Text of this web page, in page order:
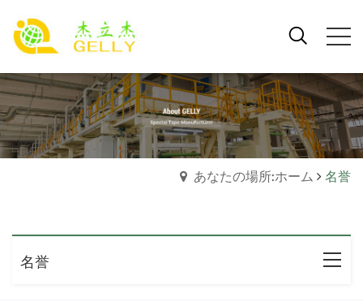
あなたの場所:ホーム 名誉
名誉